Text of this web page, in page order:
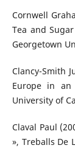
Cornwell
Tea and
Georgetown
Clancy-Smith
Europe in an
University of
Claval Paul
», Treballs De